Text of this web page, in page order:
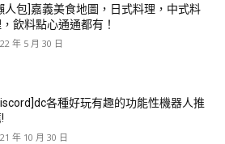
人包]嘉義美食地圖，日式料理，中式料
飲料點心通通都有！
年 5 月 30 日
各種好玩有趣的功能性機器人推
年 10 月 30 日